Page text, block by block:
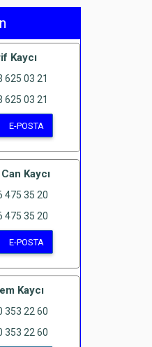
Kaycı
625 03 21
625 03 21
E-POSTA
Kaycı
475 35 20
475 35 20
E-POSTA
Kaycı
353 22 60
353 22 60